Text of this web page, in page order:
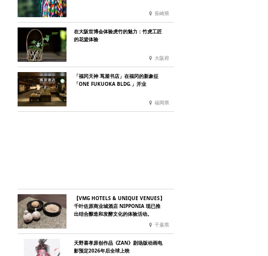
長崎県
在大阪世博会体验虎竹的魅力：竹虎工匠
的花篮体验
大阪府
「福冈天神 茑屋书店」在福冈的新象征
「ONE FUKUOKA BLDG.」开业
福岡県
【VMG HOTELS & UNIQUE VENUES】
千叶佐原商业城酒店 NIPPONIA 现已推
出结合酿造和发酵文化的体验活动。
千葉県
天野喜孝原创作品《ZAN》剧场版动画电
影预定2026年后全球上映